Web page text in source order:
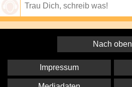
Nach oben
Impressum